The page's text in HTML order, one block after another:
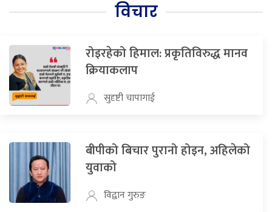
विचार
रोइरहेको हिमाल: प्रकृतिविरुद्ध मानव
क्रियाकलाप
सुदृष्टी चापागाई
बीपीको बिचार पुरानो होइन, अहिलेको
युवाको
विद्वान गुरुङ